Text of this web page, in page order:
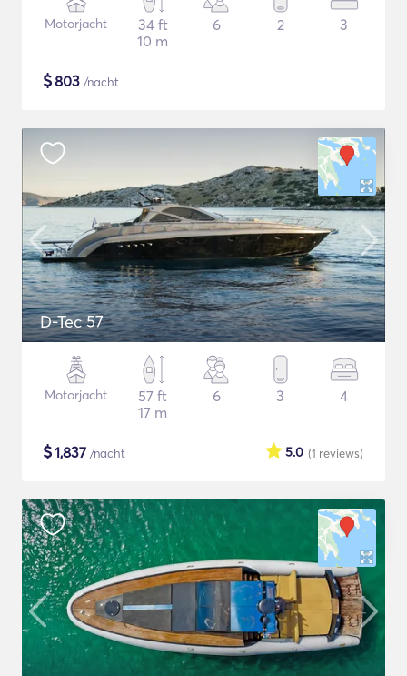
Motorjacht
34 ft
10 m
6 2 3
$803 /nacht
D-Tec 57
Motorjacht
57 ft
17 m
6 3 4
$1,837 /nacht (1 reviews)
5.0